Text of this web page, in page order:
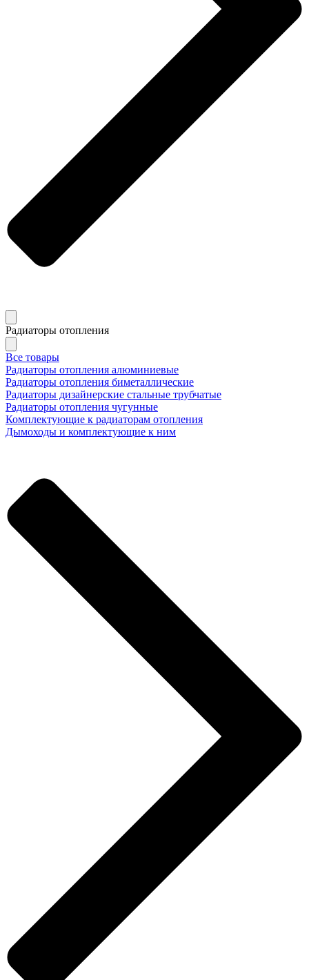
Радиаторы отопления
Все товары
Радиаторы отопления алюминиевые
Радиаторы отопления биметаллические
Радиаторы дизайнерские стальные трубчатые
Радиаторы отопления чугунные
Комплектующие к радиаторам отопления
Дымоходы и комплектующие к ним